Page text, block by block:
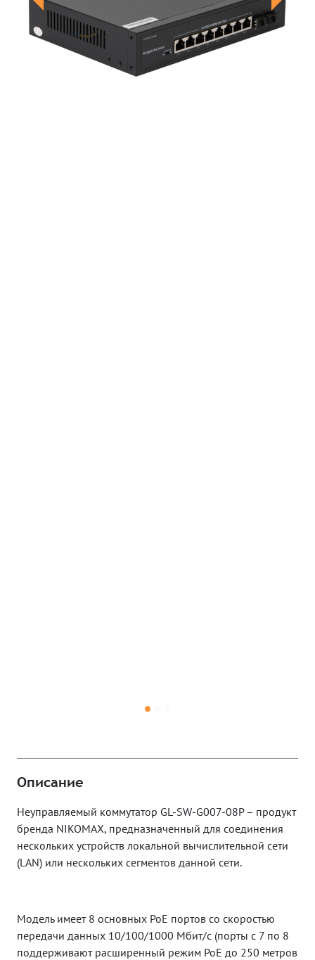
Previous Next
Описание
Неуправляемый коммутатор GL-SW-G007-08P – продукт
бренда NIKOMAX, предназначенный для соединения
нескольких устройств локальной вычислительной сети
(LAN) или нескольких сегментов данной сети.
Модель имеет 8 основных PoE портов со скоростью
передачи данных 10/100/1000 Мбит/c (порты с 7 по 8
поддерживают расширенный режим PoE до 250 метров